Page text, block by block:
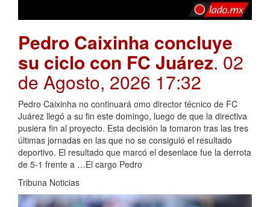
Pedro Caixinha concluye
su ciclo con FC Juárez. 02
de Agosto, 2026 17:32
Pedro Caixinha no continuará omo director técnico de FC
Juárez llegó a su fin este domingo, luego de que la directiva
pusiera fin al proyecto. Esta decisión la tomaron tras las tres
últimas jornadas en las que no se consiguió el resultado
deportivo. El resultado que marcó el desenlace fue la derrota
de 5-1 frente a …El cargo Pedro
Tribuna Noticias